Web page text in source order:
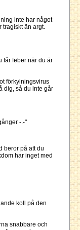
inte har något
tragiskt än argt.
får feber när du är
förkylningsvirus
dig, så du inte går
-.-"
beror på att du
har inget med
koll på den
snabbare och